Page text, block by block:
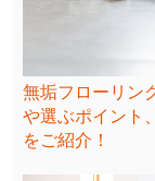
無垢フローリン
や選ぶポイント
をご紹介！